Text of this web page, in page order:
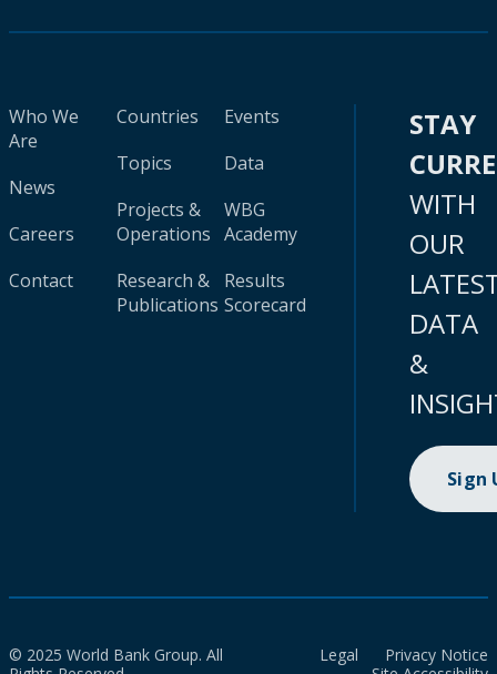
Who We
Are
News
Careers
Contact
Countries
Topics
Projects &
Operations
Research &
Publications
Events
Data
WBG
Academy
Results
Scorecard
STAY
WITH
OUR
DATA
&
Sign
© 2025 World Bank Group. All
Legal
Privacy Notice